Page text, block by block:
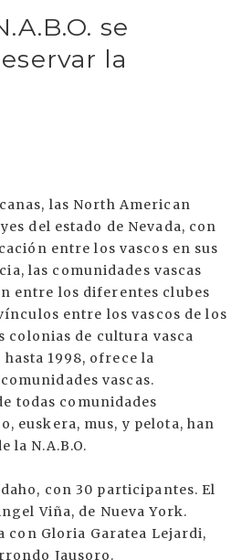
se
la
las North American
del estado de Nevada, con
entre los vascos en sus
las comunidades vascas
entre los diferentes clubes
entre los vascos de los
colonias de cultura vasca
1998, ofrece la
vascas.
todas comunidades
euskera, mus, y pelota, han
la N.A.B.O.
con 30 participantes. El
Viña, de Nueva York.
con Gloria Garatea Lejardi,
Jausoro.